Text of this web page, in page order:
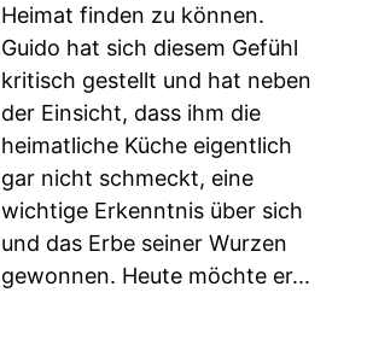
Heimat finden zu können.
Guido hat sich diesem Gefühl
kritisch gestellt und hat neben
der Einsicht, dass ihm die
heimatliche Küche eigentlich
gar nicht schmeckt, eine
wichtige Erkenntnis über sich
und das Erbe seiner Wurzen
gewonnen. Heute möchte er...